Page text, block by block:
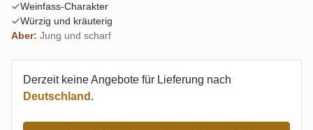
Weinfass-Charakter
Würzig und kräuterig
Aber: Jung und scharf
Derzeit keine Angebote für Lieferung nach
Deutschland .